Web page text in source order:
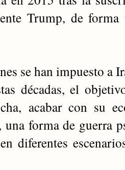
Trump, de
se han impuesto a
décadas, el
acabar con su
una forma de guerra
diferentes